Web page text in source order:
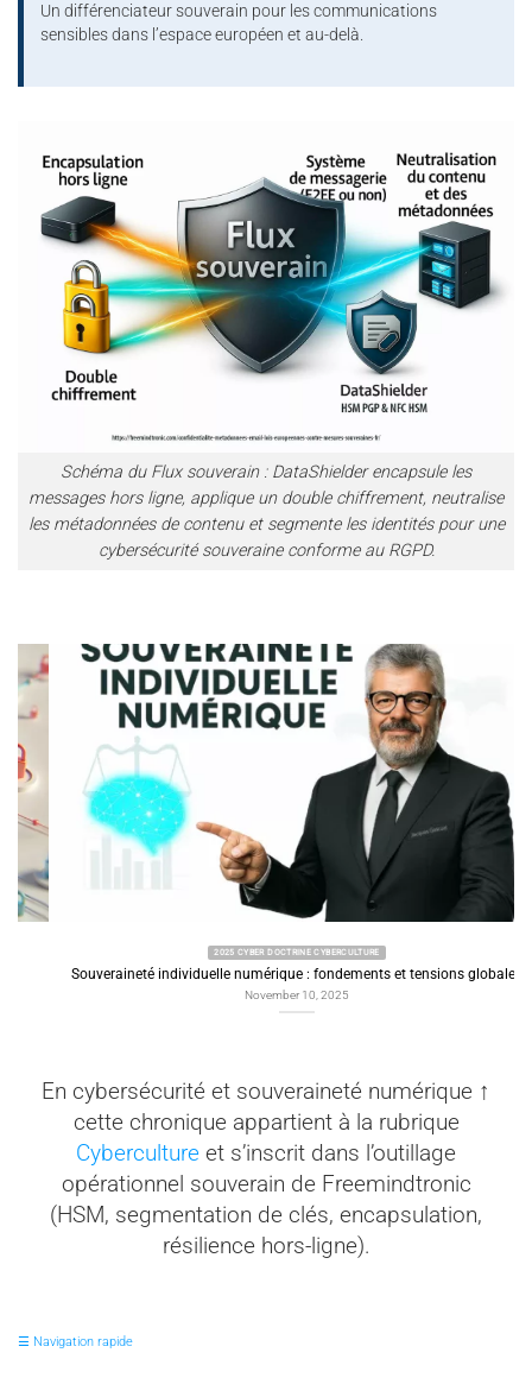
Un différenciateur souverain pour les communications
sensibles dans l’espace européen et au-delà.
Schéma du Flux souverain : DataShielder encapsule les
messages hors ligne, applique un double chiffrement, neutralise
les métadonnées de contenu et segmente les identités pour une
cybersécurité souveraine conforme au RGPD.
2025 CYBER DOCTRINE CYBERCULTURE
Souveraineté individuelle numérique : fondements et tensions globales
November 10, 2025
En cybersécurité et souveraineté numérique ↑
cette chronique appartient à la rubrique
Cyberculture et s’inscrit dans l’outillage
opérationnel souverain de Freemindtronic
(HSM, segmentation de clés, encapsulation,
résilience hors-ligne).
☰ Navigation rapide